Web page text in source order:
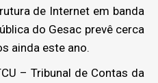
de Internet em banda
do Gesac prevê cerca
ainda este ano.
– Tribunal de Contas da